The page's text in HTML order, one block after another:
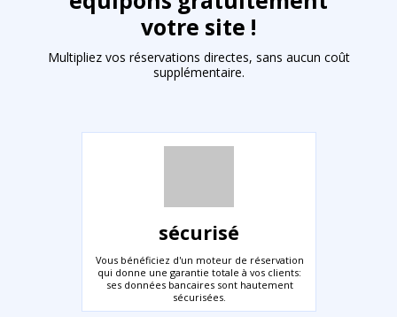
votre site !
Multipliez vos réservations directes, sans aucun coût
supplémentaire.
sécurisé
Vous bénéficiez d'un moteur de réservation
qui donne une garantie totale à vos clients:
ses données bancaires sont hautement
sécurisées.